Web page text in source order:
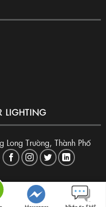
LIGHTING
Trường, Thành Phố
trí 355 Decor